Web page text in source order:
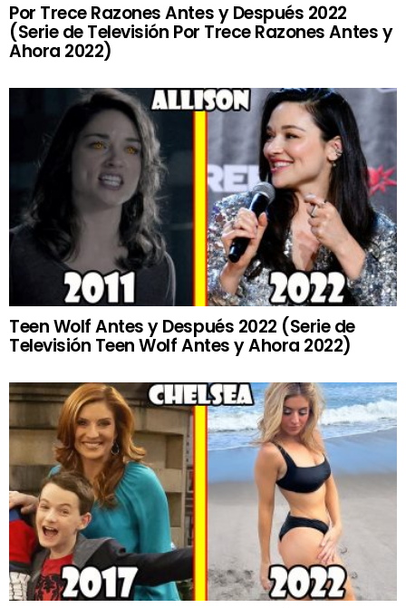
Por Trece Razones Antes y Después 2022
(Serie de Televisión Por Trece Razones Antes y
Ahora 2022)
Teen Wolf Antes y Después 2022 (Serie de
Televisión Teen Wolf Antes y Ahora 2022)